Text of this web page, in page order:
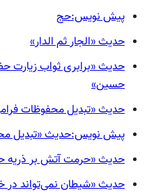
پیش نویس:حج
حدیث «الجار ثم الدار»
حدیث «برابری ثواب زیارت
حسین»
حدیث «تبدیل محفوظات
پیش نویس:حدیث «تبدیل
حدیث «حرمت آتش بر ذریه
حدیث «شیطان نمی‌تواند در